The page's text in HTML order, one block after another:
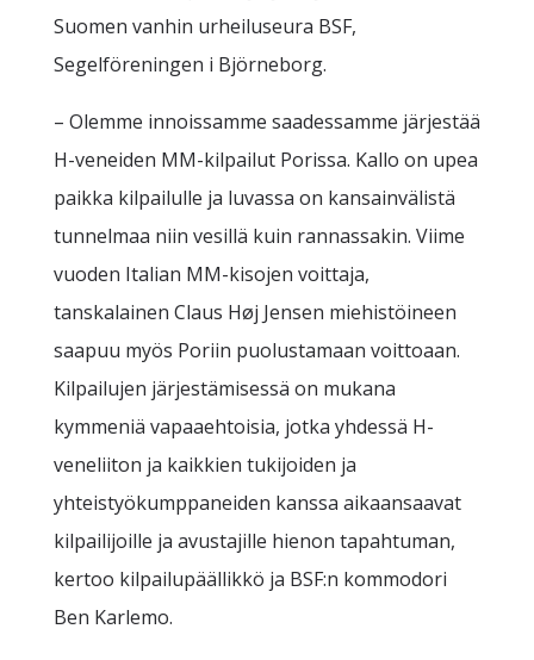
Suomen vanhin urheiluseura BSF,
Segelföreningen i Björneborg.
– Olemme innoissamme saadessamme järjestää
H-veneiden MM-kilpailut Porissa. Kallo on upea
paikka kilpailulle ja luvassa on kansainvälistä
tunnelmaa niin vesillä kuin rannassakin. Viime
vuoden Italian MM-kisojen voittaja,
tanskalainen Claus Høj Jensen miehistöineen
saapuu myös Poriin puolustamaan voittoaan.
Kilpailujen järjestämisessä on mukana
kymmeniä vapaaehtoisia, jotka yhdessä H-
veneliiton ja kaikkien tukijoiden ja
yhteistyökumppaneiden kanssa aikaansaavat
kilpailijoille ja avustajille hienon tapahtuman,
kertoo kilpailupäällikkö ja BSF:n kommodori
Ben Karlemo.